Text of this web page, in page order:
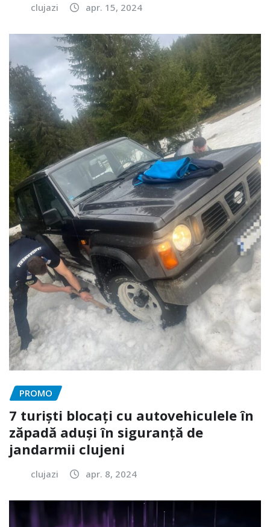
clujazi apr. 15, 2024
PROMO
7 turiști blocați cu autovehiculele în
zăpadă aduși în siguranță de
jandarmii clujeni
clujazi apr. 8, 2024